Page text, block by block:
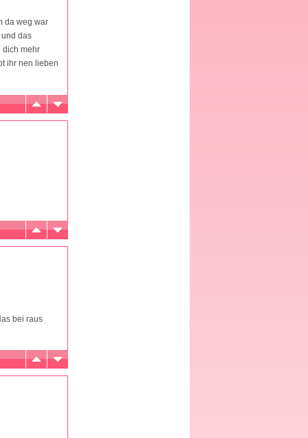
da weg war
das
dich mehr
ihr nen lieben
bei raus